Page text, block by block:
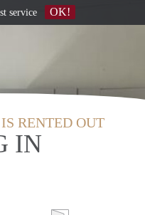
RENTED OUT
IN
service OK!